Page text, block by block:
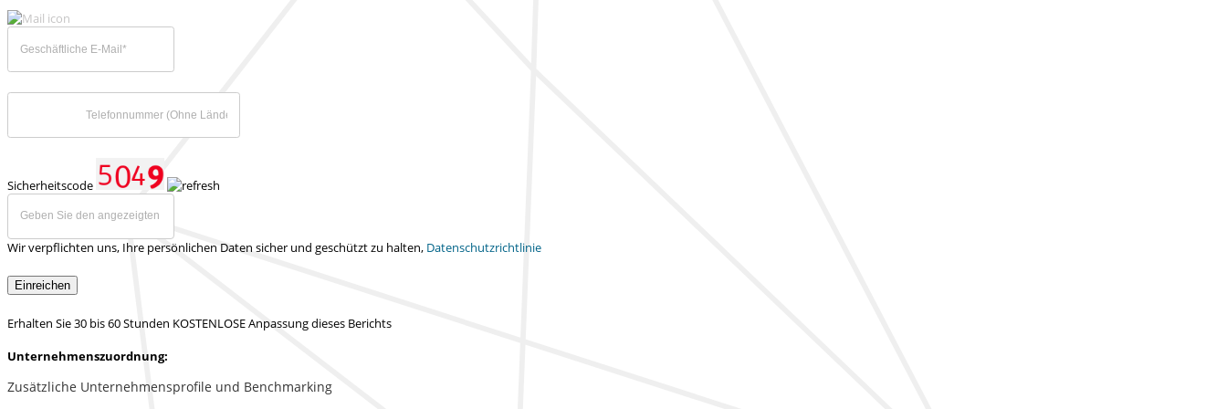
Sicherheitscode
Wir verpflichten uns, Ihre persönlichen Daten sicher und geschützt zu halten, Datenschutzrichtlinie
Einreichen
Erhalten Sie 30 bis 60 Stunden KOSTENLOSE Anpassung dieses Berichts
Unternehmenszuordnung:
Zusätzliche Unternehmensprofile und Benchmarking